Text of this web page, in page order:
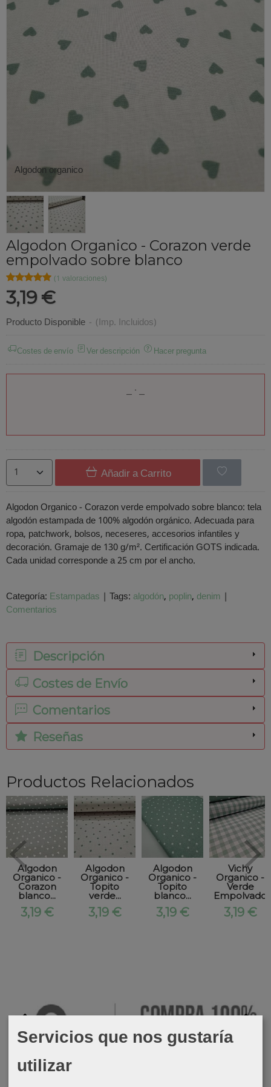
Algodon organico
Algodon Organico - Corazon verde
empolvado sobre blanco
★★★★★
★★★★★ (1 valoraciones)
3,19 €
Producto Disponible - (Imp. Incluidos)
Costes de envío Ver descripción Hacer pregunta
Añadir a Carrito
Algodon Organico - Corazon verde empolvado sobre blanco: tela
algodón estampada de 100% algodón orgánico. Adecuada para
ropa, patchwork, bolsos, neceseres, accesorios infantiles y
decoración. Gramaje de 130 g/m². Certificación GOTS indicada.
Cada unidad corresponde a 25 cm por el ancho.
Categoría: Estampadas | Tags: algodón poplin denim |
Comentarios
Descripción
Costes de Envío
Comentarios
Reseñas
Productos Relacionados
Algodon
Organico -
Corazon
blanco...
3,19 €
Algodon
Organico -
Topito
verde...
3,19 €
Algodon
Organico -
Topito
blanco...
3,19 €
Vichy
Organico -
Verde
Empolvado
3,19 €
Servicios que nos gustaría
utilizar